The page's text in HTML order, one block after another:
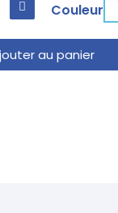
Couleur
au panier